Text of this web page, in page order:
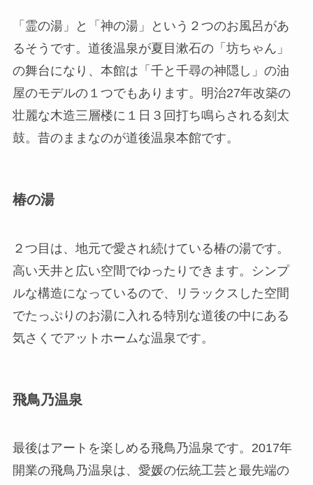
「霊の湯」と「神の湯」という２つのお風呂があ
るそうです。道後温泉が夏目漱石の「坊ちゃん」
の舞台になり、本館は「千と千尋の神隠し」の油
屋のモデルの１つでもあります。明治27年改築の
壮麗な木造三層楼に１日３回打ち鳴らされる刻太
鼓。昔のままなのが道後温泉本館です。
椿の湯
２つ目は、地元で愛され続けている椿の湯です。
高い天井と広い空間でゆったりできます。シンプ
ルな構造になっているので、リラックスした空間
でたっぷりのお湯に入れる特別な道後の中にある
気さくでアットホームな温泉です。
飛鳥乃温泉
最後はアートを楽しめる飛鳥乃温泉です。2017年
開業の飛鳥乃温泉は、愛媛の伝統工芸と最先端の